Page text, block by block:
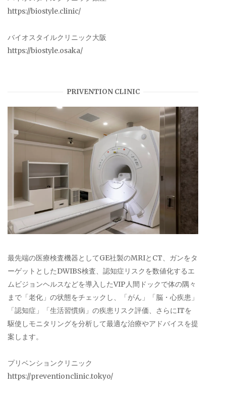
https://biostyle.clinic/
バイオスタイルクリニック大阪
https://biostyle.osaka/
PRIVENTION CLINIC
最先端の医療検査機器としてGE社製のMRIとCT、ガンをタ
ーゲットとしたDWIBS検査、認知症リスクを数値化するエ
ムビジョンヘルスなどを導入したVIP人間ドックで体の隅々
まで「老化」の状態をチェックし、「がん」「脳・心疾患」
「認知症」「生活習慣病」の疾患リスク評価、さらにITを
駆使しモニタリングを分析して最適な治療やアドバイスを提
案します。
プリベンションクリニック
https://preventionclinic.tokyo/